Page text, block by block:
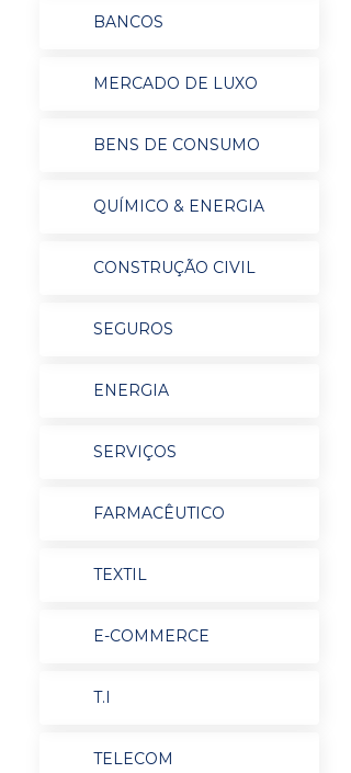
BANCOS
MERCADO DE LUXO
BENS DE CONSUMO
QUÍMICO & ENERGIA
CONSTRUÇÃO CIVIL
SEGUROS
ENERGIA
SERVIÇOS
FARMACÊUTICO
TEXTIL
E-COMMERCE
T.I
TELECOM